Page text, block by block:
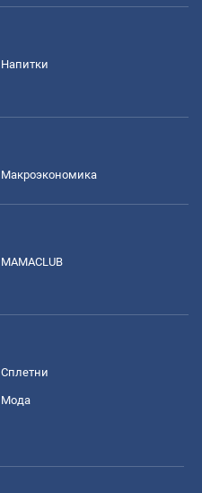
Напитки
Mакроэкономика
MAMACLUB
Сплетни
Мода